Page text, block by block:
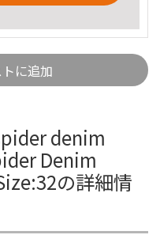
に追加
denim
Denim
の詳細情